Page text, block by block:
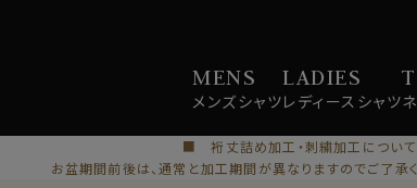
MENS
メンズシャツ
LADIES
レディース シャツ
■ 裄丈詰め加工・刺繍加工につ
お盆期間前後は、通常と加工期間が異なりますのでご了